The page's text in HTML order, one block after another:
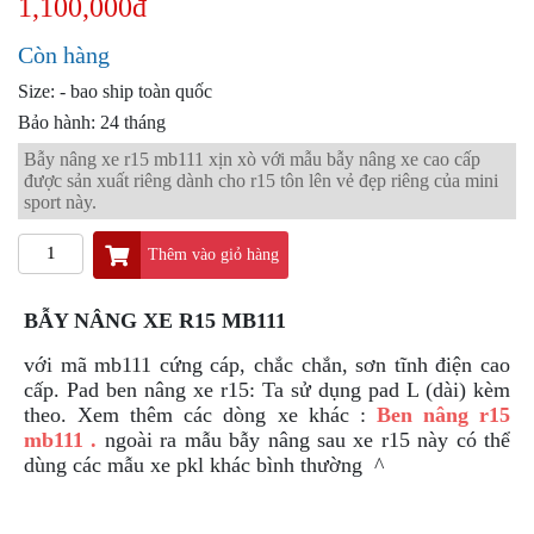
ĐỒ
PG1
PHỤ
KIỆN
YAMAHA
PG-
1
CẢNG
ZR
ĐỒ
CHƠI
XE
PHỤ
KIỆN
XSR
1,100,000đ
Còn hàng
Size: - bao ship toàn quốc
Bảo hành: 24 tháng
Bẫy nâng xe r15 mb111 xịn xò với mẫu bẫy nâng xe cao cấp
được sản xuất riêng dành cho r15 tôn lên vẻ đẹp riêng của mini
sport này.
Thêm vào giỏ hàng
BẪY NÂNG XE R15 MB111
với mã mb111 cứng cáp, chắc chắn, sơn tĩnh điện cao
cấp. Pad ben nâng xe r15: Ta sử dụng pad L (dài) kèm
theo. Xem thêm các dòng xe khác : Ben nâng r15
mb111 . ngoài ra mẫu bẫy nâng sau xe r15 này có thể
dùng các mẫu xe pkl khác bình thường ^